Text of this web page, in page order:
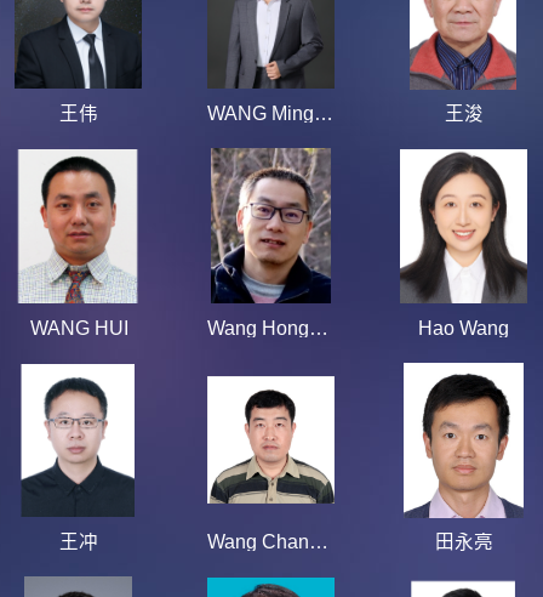
王伟 WANG Mingkai 王浚
WANG HUI Wang Hongwei Hao Wang
王冲 Wang Changhui 田永亮